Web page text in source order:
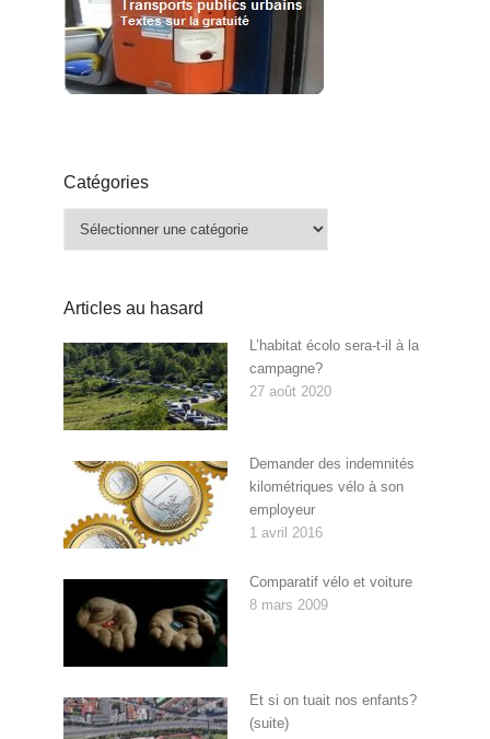
Catégories
Articles au hasard
L’habitat écolo sera-t-il à la
campagne?
27 août 2020
Demander des indemnités
kilométriques vélo à son
employeur
1 avril 2016
Comparatif vélo et voiture
8 mars 2009
Et si on tuait nos enfants?
(suite)